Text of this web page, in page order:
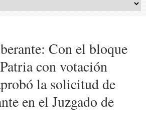
Con el bloque
con votación
la solicitud de
en el Juzgado de